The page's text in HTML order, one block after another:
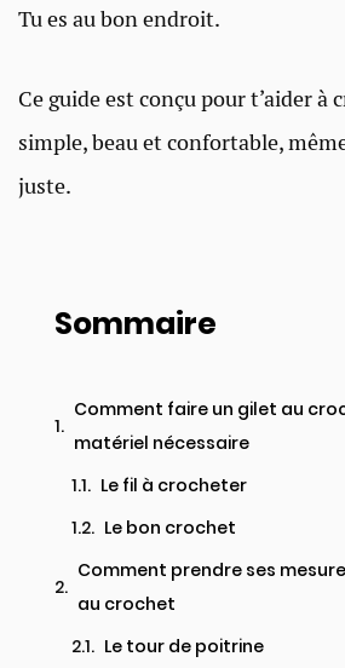
Tu es au bon endroit.
Ce guide est conçu pour t’aider à
simple, beau et confortable,
juste.
Sommaire
Comment faire un gilet au
matériel nécessaire
Le fil à crocheter
Le bon crochet
Comment prendre ses
au crochet
Le tour de poitrine